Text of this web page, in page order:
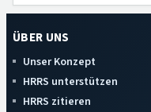
ÜBER UNS
Unser Konzept
HRRS unterstützen
HRRS zitieren